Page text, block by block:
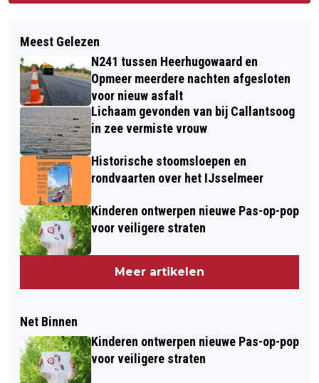
Meest Gelezen
N241 tussen Heerhugowaard en
Opmeer meerdere nachten afgesloten
voor nieuw asfalt
Lichaam gevonden van bij Callantsoog
in zee vermiste vrouw
Historische stoomsloepen en
rondvaarten over het IJsselmeer
Kinderen ontwerpen nieuwe Pas-op-pop
voor veiligere straten
Meer artikelen
Net Binnen
Kinderen ontwerpen nieuwe Pas-op-pop
voor veiligere straten